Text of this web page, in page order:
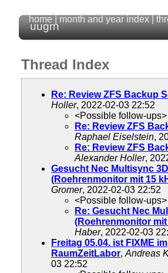
uugrn
home month and year index
Thread Index
Re: Review ZFS Backup
Holler, 2022-02-03 22:52
<Possible follow-ups>
Re: Review ZFS
Raphael Eiselstein,
Re: Review ZFS
Alexander Holler,
Gesucht Nec Multisync 3D
(Roehrenmonitor mit 15
Gromer, 2022-02-03 22:52
<Possible follow-ups>
Re: Gesucht Nec
(Roehrenmonitor mit
Haber, 2022-02-03
Freitag 05.04. ist FIXME im
RaumZeitLabor, Andreas
03 22:52